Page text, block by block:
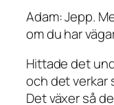
Adam: Jepp.
om du har
Hittade det
och det verkar
Det växer så